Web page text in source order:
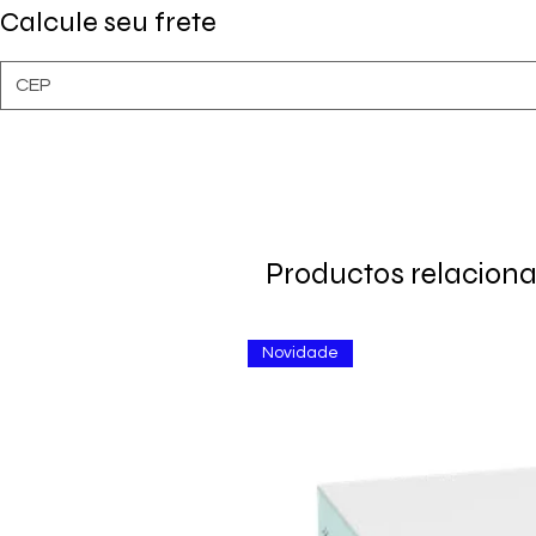
Calcule seu frete
Productos
Novidade